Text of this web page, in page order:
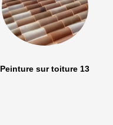
Peinture sur toiture 13